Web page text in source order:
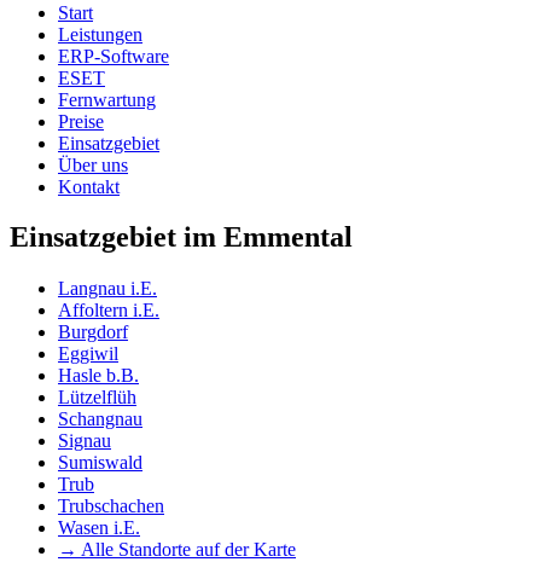
Start
Leistungen
ERP-Software
ESET
Fernwartung
Preise
Einsatzgebiet
Über uns
Kontakt
Einsatzgebiet im Emmental
Langnau i.E.
Affoltern i.E.
Burgdorf
Eggiwil
Hasle b.B.
Lützelflüh
Schangnau
Signau
Sumiswald
Trub
Trubschachen
Wasen i.E.
→ Alle Standorte auf der Karte